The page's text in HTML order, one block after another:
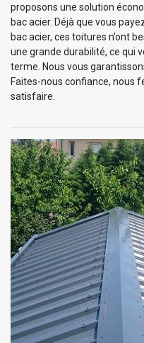
proposons une solution
bac acier. Déjà que vous
bac acier, ces toitures n’ont
une grande durabilité, ce qui
terme. Nous vous
Faites-nous confiance, nous
satisfaire.